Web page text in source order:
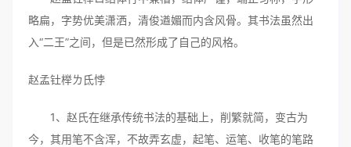
略扁，字势优美潇洒，清俊遒媚而内含风骨。其书法虽然出
入“二王”之间，但是已然形成了自己的风格。
赵孟钍榉ㄌ氐悖
1、赵氏在继承传统书法的基础上，削繁就简，变古为
今，其用笔不含浑，不故弄玄虚，起笔、运笔、收笔的笔路